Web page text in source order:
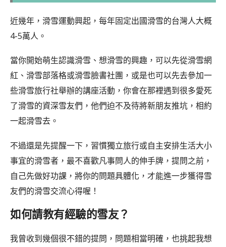
近幾年，滑雪運動興起，每年固定出國滑雪的台灣人大概
4-5萬人。
當你開始萌生認識滑雪、想滑雪的興趣，可以先從滑雪網
紅、滑雪部落格或滑雪臉書社團，或是也可以先去參加一
些滑雪旅行社舉辦的講座活動，你會在那裡遇到很多愛死
了滑雪的資深雪友們，他們迫不及待將新朋友推坑，相約
一起滑雪去。
不過還是先提醒一下，習慣獨立旅行或自主安排生活大小
事宜的滑雪者，最不喜歡凡事問人的伸手牌，提問之前，
自己先做好功課，將你的問題具體化，才能進一步獲得雪
友們的滑雪交流心得喔！
如何請教有經驗的雪友？
我曾收到幾個很不錯的提問，問題相當明確，也挑起我想